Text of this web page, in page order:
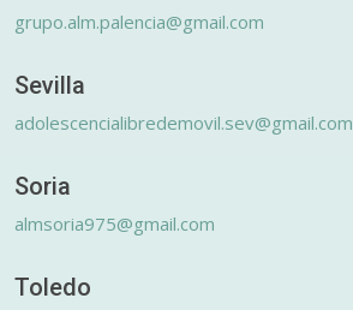
grupo.alm.palencia@gmail.com
Sevilla
adolescencialibredemovil.sev@gmail.com
Soria
almsoria975@gmail.com
Toledo